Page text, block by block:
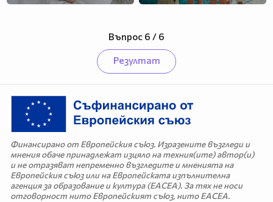
Въпрос 6 / 6
Резултат
Финансирано от Европейския съюз. Изразените възгледи и
мнения обаче принадлежат изцяло на техния(ите) автор(и)
и не отразяват непременно възгледите и мненията на
Европейския съюз или на Европейската изпълнителна
агенция за образование и култура (EACEA). За тях не носи
отговорност нито Европейският съюз, нито EACEA.